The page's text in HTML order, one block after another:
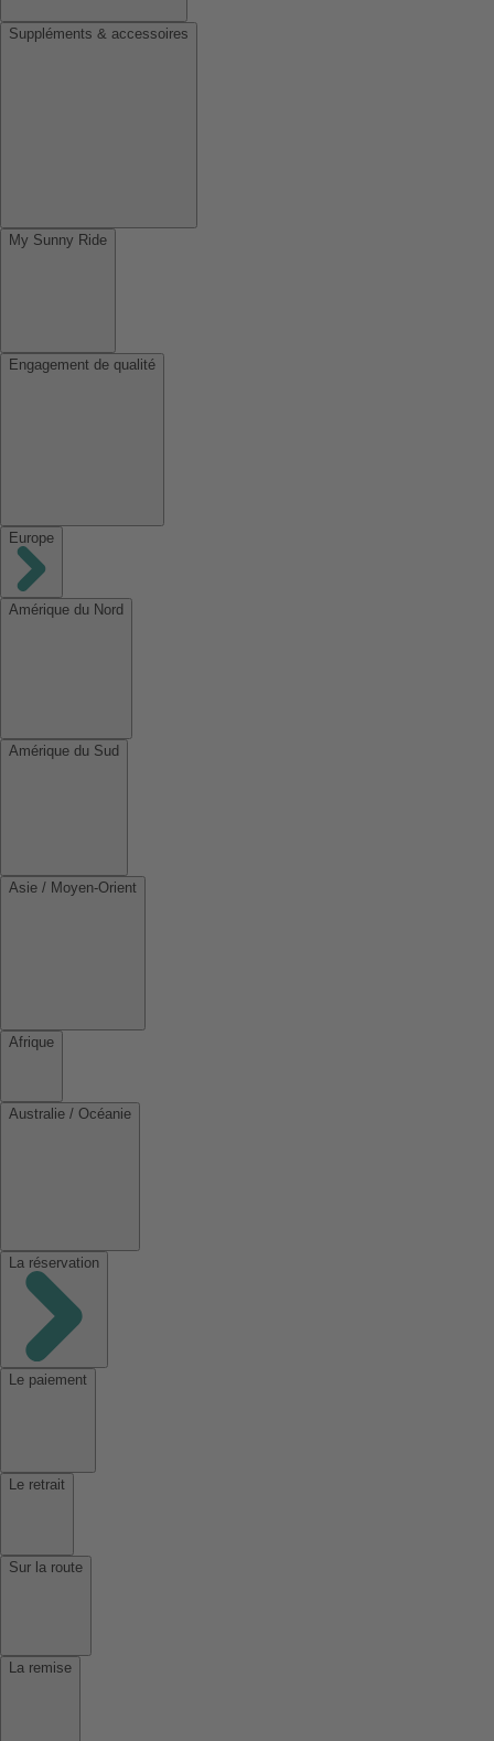
Suppléments & accessoires
My Sunny Ride
Engagement de qualité
Europe
Amérique du Nord
Amérique du Sud
Asie / Moyen-Orient
Afrique
Australie / Océanie
La réservation
Le paiement
Le retrait
Sur la route
La remise